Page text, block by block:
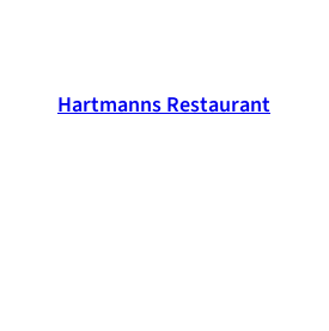
springenHartmanns Restaurant